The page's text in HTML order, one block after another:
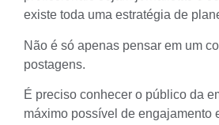
existe toda uma estratégia de
Não é só apenas pensar em um
postagens.
É preciso conhecer o público da
máximo possível de engajamento